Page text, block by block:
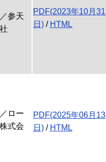
参天
PDF(2023年10月31
日) / HTML
ロー
式会
PDF(2025年06月13
日) / HTML